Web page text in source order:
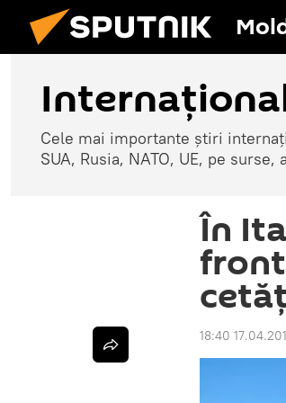
Cele mai importante știri
SUA, Rusia, NATO, UE, pe
În
18:40